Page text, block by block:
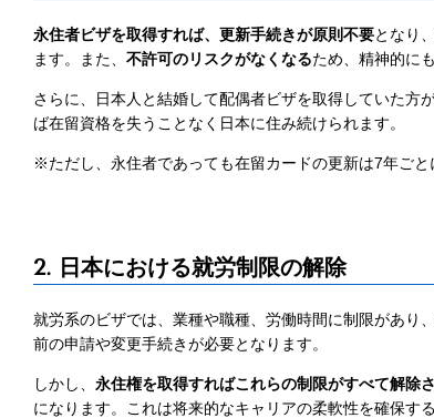
永住者ビザを取得すれば、更新手続きが原則不要となり
ます。また、 不許可のリスクがなくなるため、精神的に
さらに、日本人と結婚して配偶者ビザを取得していた方
ば在留資格を失うことなく日本に住み続けられます。
※ただし、永住者であっても在留カードの更新は7年ごと
2. 日本における就労制限の解除
就労系のビザでは、業種や職種、労働時間に制限があり
前の申請や変更手続きが必要となります。
しかし、 永住権を取得すればこれらの制限がすべて解除
になります。これは将来的なキャリアの柔軟性を確保す